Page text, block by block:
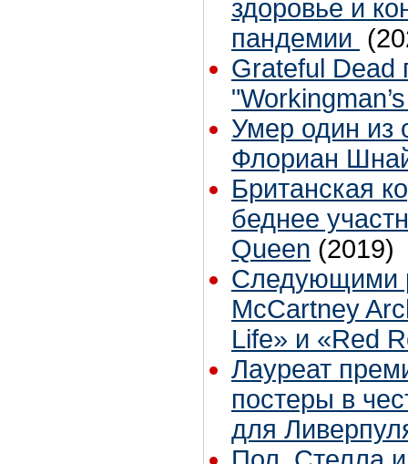
здоровье и
пандемии
Grateful Dead
Умер один из
Флориан
Британская
беднее
Queen (2019)
Следующими
McCartney
Life» и «Red
Лауреат
постеры в
для